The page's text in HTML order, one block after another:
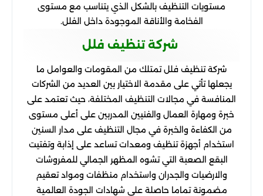
مستويات التنظيف بالشكل الذي يتناسب مع مستوى
الفخامة والأناقة الموجودة داخل الفلل.
شركة تنظيف فلل
شركة تنظيف فلل تمتلك من المقومات والعوامل ما
يجعلها تأتي على مقدمة الاختيار بين العديد من الشركات
المنافسة في مجالات التنظيف المختلفة، حيث تعتمد على
خبرة ومهارة العمال والفنيين المدربين على أعلى مستوى
من الكفاءة والخبرة في مجال التنظيف على مدار السنين
استخدام أجهزة تنظيف ومعدات تساعد على إذابة وتفتيت
البقع الصعبة التي تشوه المظهر الجمالي للمفروشات
والارضيات والجدران واستخدام منظفات ومواد تعقيم
مضمونة تماما حاصلة على شهادات الجودة العالمية